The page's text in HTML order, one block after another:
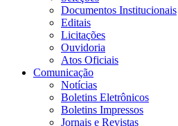
Documentos Institucionais
Editais
Licitações
Ouvidoria
Atos Oficiais
Comunicação
Notícias
Boletins Eletrônicos
Boletins Impressos
Jornais e Revistas